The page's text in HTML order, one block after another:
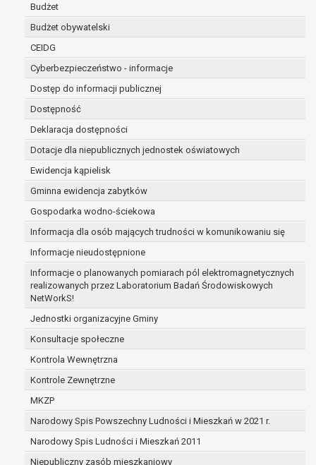
Budżet
Budżet obywatelski
CEIDG
Cyberbezpieczeństwo - informacje
Dostęp do informacji publicznej
Dostępność
Deklaracja dostępności
Dotacje dla niepublicznych jednostek oświatowych
Ewidencja kąpielisk
Gminna ewidencja zabytków
Gospodarka wodno-ściekowa
Informacja dla osób mających trudności w komunikowaniu się
Informacje nieudostępnione
Informacje o planowanych pomiarach pól elektromagnetycznych
realizowanych przez Laboratorium Badań Środowiskowych
NetWorkS!
Jednostki organizacyjne Gminy
Konsultacje społeczne
Kontrola Wewnętrzna
Kontrole Zewnętrzne
MKZP
Narodowy Spis Powszechny Ludności i Mieszkań w 2021 r.
Narodowy Spis Ludności i Mieszkań 2011
Niepubliczny zasób mieszkaniowy
przepisów prawa.
Pani/Pana dane osobowe będą przetwarzane
przez okres niezbędny do realizacji celu dla jakiego
zostały zebrane oraz zgodnie z terminami
archiwizacji określonymi przez przepisy prawa
powszechnie obowiązującego.
W przypadku, gdy dane osobowe przetwarzane są
na podstawie zgody osoby, której dane dotyczą
przetwarzanie odbywa się do czasu wycofania tej
zgody.
W przypadku, gdy dane osobowe przetwarzane są
w celu zawarcia i realizacji umowy przetwarzanie
odbywa się przez okres niezbędny do realizacji
zawartej umowy, a po tym czasie w zakresie
wymaganym przez przepisy prawa lub dla
zabezpieczenia ewentualnych roszczeń, a w
przypadku wyrażenia zgody na przetwarzanie
danych po zakończeniu i rozliczeniu umowy, do
czasu wycofania tej zgody.
Ponadto w przypadku umów o dofinansowanie
dane osobowe od momentu pozyskania
przechowywane są przez okres wynikający z
umowy o dofinansowanie zawartej między
beneficjentem a określoną instytucją, trwałości
danego projektu i konieczności zachowania
dokumentacji projektu do celów kontrolnych.
W związku z przetwarzaniem przez
administratora danych osobowych przysługuje
Pani/Panu: